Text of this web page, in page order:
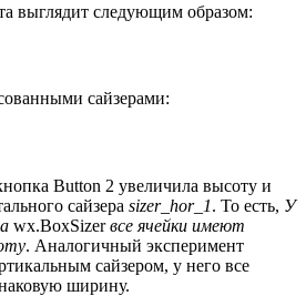
выглядит следующим образом:
сайзерами:
Button 2 увеличила высоту и
сайзера sizer_hor_1. То есть, У
wx.BoxSizerвсе ячейки имеют
. Аналогичный эксперимент
сайзером, у него все
ширину.